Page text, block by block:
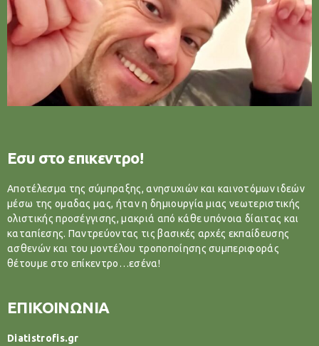
Εσυ στο επικεντρο!
Αποτέλεσμα της σύμπραξης, ανησυχιών και καινοτόμων ιδεών
μέσω της ομαδας μας, ήταν η δημιουργία μιας νεωτεριστικής
ολιστικής προσέγγισης, μακριά από κάθε υπόνοια δίαιτας και
καταπίεσης. Παντρεύοντας τις βασικές αρχές εκπαίδευσης
ασθενών και του μοντέλου τροποποίησης συμπεριφοράς
θέτουμε στο επίκεντρο…εσένα!
ΕΠΙΚΟΙΝΩΝΙΑ
Diatistrofis.gr